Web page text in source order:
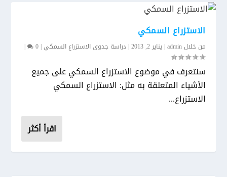
الاستزراع السمكي
من خلالadmin
|يناير 2, 2013 |دراسة جدوى الاستزراع السمكي |
0
|
سنتعرف في موضوع الاستزراع السمكي على جميع
الأشياء المتعلقة به مثل: الاستزراع السمكي
الاستزراع...
اقرأ أكثر